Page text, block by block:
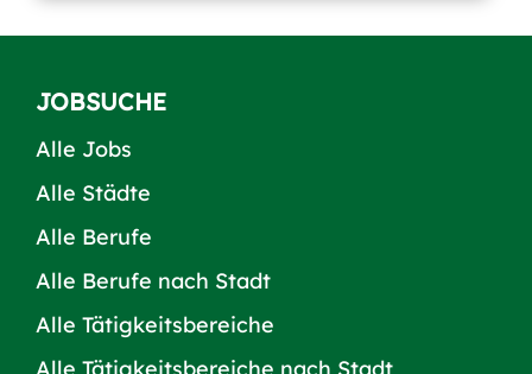
JOBSUCHE
Alle Jobs
Alle Städte
Alle Berufe
Alle Berufe nach Stadt
Alle Tätigkeitsbereiche